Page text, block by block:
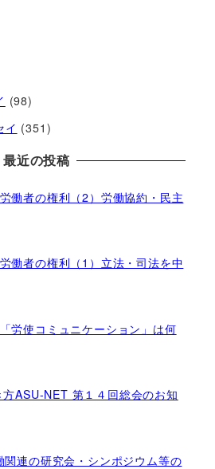
(98)
イ (351)
最近の投稿
働者の権利（2）労働協約・民主
働者の権利（1）立法・司法を中
労使コミュニケーション」は何
ASU-NET 第１４回総会のお知
連の研究会・シンポジウム等の